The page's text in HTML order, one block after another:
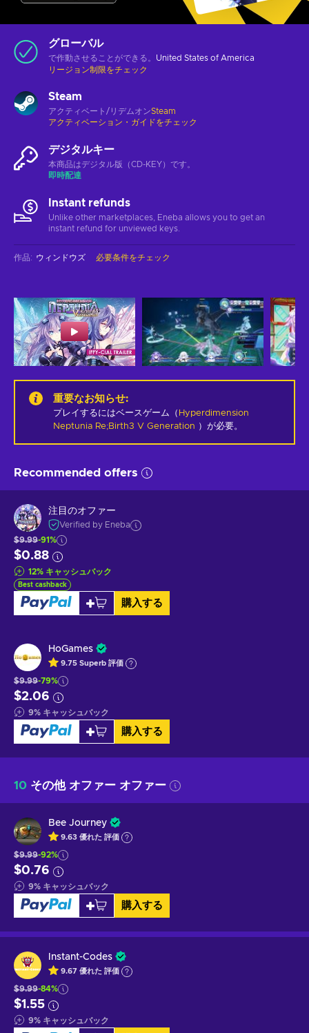
グローバル
で作動させることができる。 United States of America
リージョン制限をチェック
Steam
アクティベート/リデムオンSteam
アクティベーション・ガイドをチェック
デジタルキー
本商品はデジタル版（CD-KEY）です。
即時配達
Instant refunds
Unlike other marketplaces, Eneba allows you to get an
instant refund for unviewed keys.
作品: ウィンドウズ 必要条件をチェック
重要なお知らせ:
プレイするにはベースゲーム（ Hyperdimension
Neptunia Re;Birth3 V Generation ）が必要。
Recommended offers
注目のオファー
Verified by Eneba
$9.99-91%
$0.88
12% キャッシュバック
Best cashback
購入する
HoGames
9.75 Superb 評価
$9.99-79%
$2.06
9% キャッシュバック
購入する
10 その他 オファー オファー
Bee Journey
9.63 優れた 評価
$9.99-92%
$0.76
9% キャッシュバック
購入する
Instant-Codes
9.67 優れた 評価
$9.99-84%
$1.55
9% キャッシュバック